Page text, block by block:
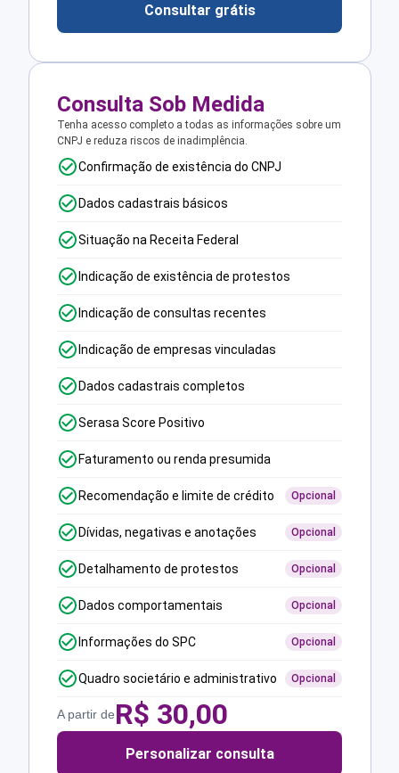
Consultar grátis
Consulta Sob Medida
Tenha acesso completo a todas as informações sobre um
CNPJ e reduza riscos de inadimplência.
Confirmação de existência do CNPJ
Dados cadastrais básicos
Situação na Receita Federal
Indicação de existência de protestos
Indicação de consultas recentes
Indicação de empresas vinculadas
Dados cadastrais completos
Serasa Score Positivo
Faturamento ou renda presumida
Recomendação e limite de crédito Opcional
Dívidas, negativas e anotações Opcional
Detalhamento de protestos Opcional
Dados comportamentais Opcional
Informações do SPC Opcional
Quadro societário e administrativo Opcional
A partir deR$ 30,00
Personalizar consulta